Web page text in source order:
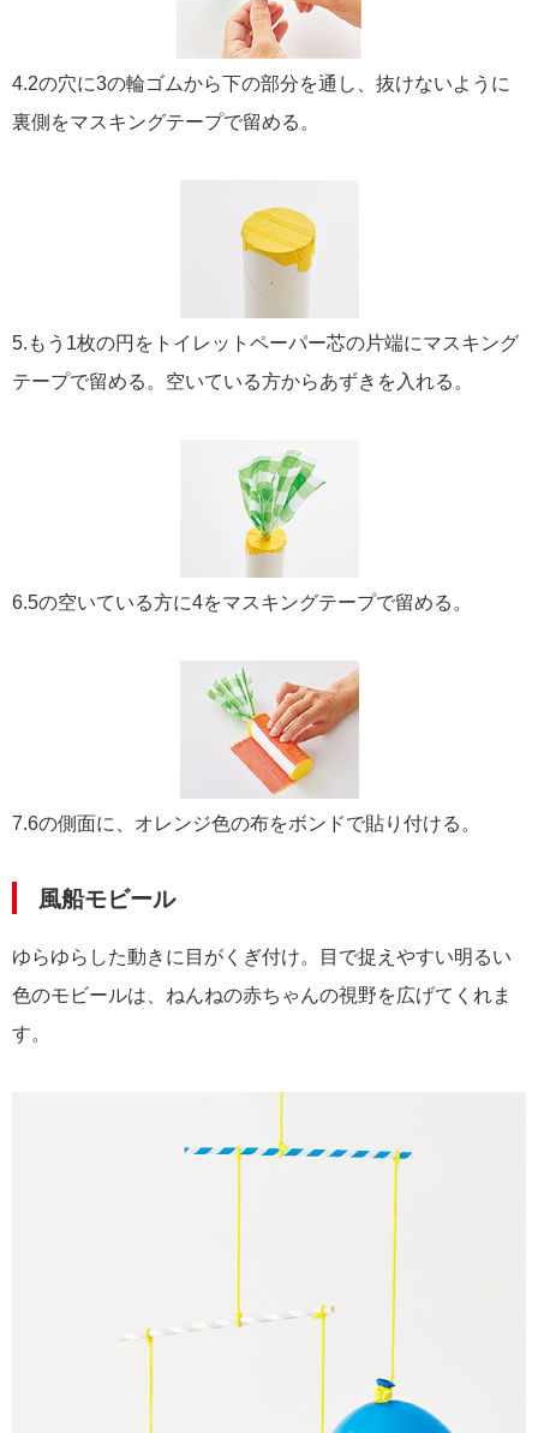
4.2の穴に3の輪ゴムから下の部分を通し、抜けないように
裏側をマスキングテープで留める。
5.もう1枚の円をトイレットペーパー芯の片端にマスキング
テープで留める。空いている方からあずきを入れる。
6.5の空いている方に4をマスキングテープで留める。
7.6の側面に、オレンジ色の布をボンドで貼り付ける。
風船モビール
ゆらゆらした動きに目がくぎ付け。目で捉えやすい明るい
色のモビールは、ねんねの赤ちゃんの視野を広げてくれま
す。